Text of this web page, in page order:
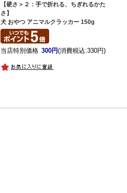
【硬さ＞２：手で折れる、ちぎれるかた
さ】
犬 おやつ アニマルクラッカー 150g
当店特別価格 300円(消費税込:330円)